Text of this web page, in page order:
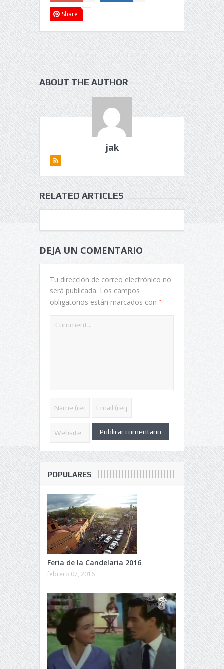
Share
ABOUT THE AUTHOR
jak
RELATED ARTICLES
DEJA UN COMENTARIO
Tu dirección de correo electrónico no
será publicada. Los campos
obligatorios están marcados con *
POPULARES
Feria de la Candelaria 2016
febrero 07, 2016